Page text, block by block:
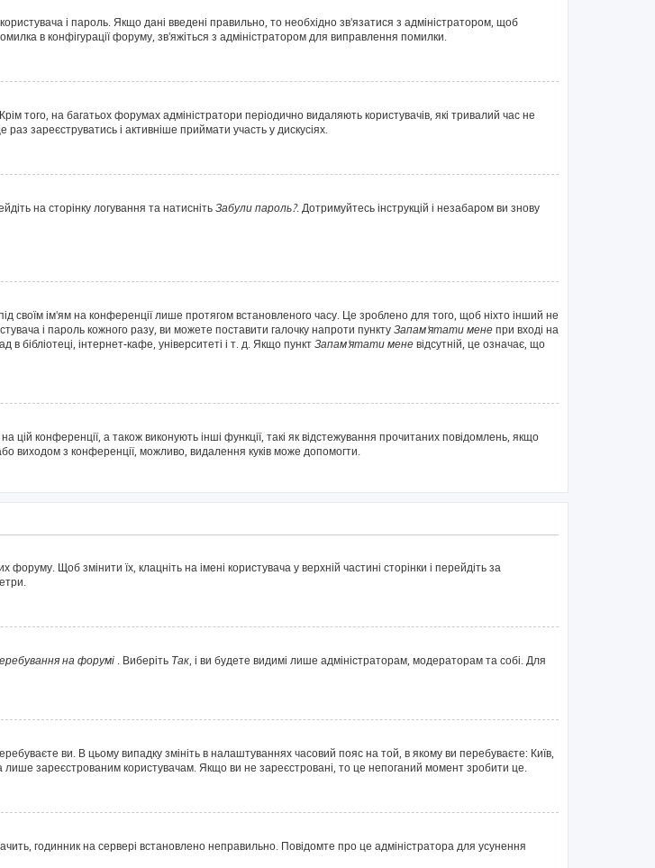
і пароль. Якщо дані введені правильно, то необхідно зв'язатися з адміністратором, щоб
в конфігурації форуму, зв'яжіться з адміністратором для виправлення помилки.
того, на багатьох форумах адміністратори періодично видаляють користувачів, які тривалий час не
зареєструватись і активніше приймати участь у дискусіях.
на сторінку логування та натисніть Забули пароль?. Дотримуйтесь інструкцій і незабаром ви знову
своїм ім'ям на конференції лише протягом встановленого часу. Це зроблено для того, щоб ніхто інший не
і пароль кожного разу, ви можете поставити галочку напроти пункту Запам'ятати мене при вході на
інтернет-кафе, університеті і т. д. Якщо пункт Запам'ятати мене відсутній, це означає, що
конференції, а також виконують інші функції, такі як відстежування прочитаних повідомлень, якщо
виходом з конференції, можливо, видалення куків може допомогти.
Щоб змінити їх, клацніть на імені користувача у верхній частині сторінки і перейдіть за
на форумі . Виберіть Так, і ви будете видимі лише адміністраторам, модераторам та собі. Для
ви. В цьому випадку змініть в налаштуваннях часовий пояс на той, в якому ви перебуваєте: Київ,
зареєстрованим користувачам. Якщо ви не зареєстровані, то це непоганий момент зробити це.
годинник на сервері встановлено неправильно. Повідомте про це адміністратора для усунення